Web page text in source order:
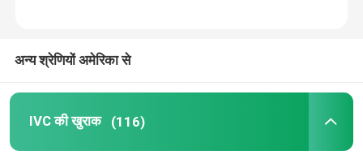
खेल पोषण की खुराक
अन्य श्रेणियों अमेरिका से
IVC की खुराक (116)